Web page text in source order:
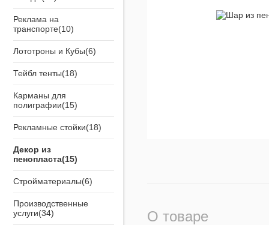
Реклама на
транспорте
Лототроны и Кубы
Тейбл тенты
Карманы для
полиграфии
Рекламные стойки
Декор из
пенопласта
Стройматериалы
Производственные
услуги
О товаре